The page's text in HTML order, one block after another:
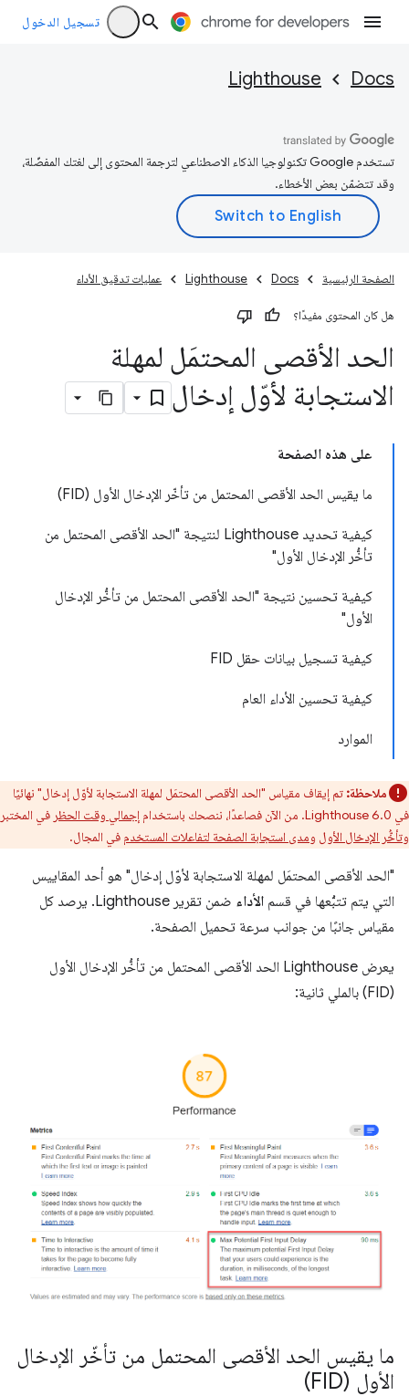
تسجيل الدخول
Docs
Lighthouse
تستخدم Google تكنولوجيا الذكاء الاصطناعي لترجمة المحتوى إلى لغتك المفضّلة،
وقد تتضمّن بعض الأخطاء.
الصفحة الرئيسية Docs
Lighthouse عمليات تدقيق الأداء
هل كان المحتوى مفيدًا؟
الحد الأقصى المحتمَل لمهلة
الاستجابة لأوّل إدخال
على هذه الصفحة
ما يقيس الحد الأقصى المحتمل من تأخّر الإدخال الأول (FID)
كيفية تحديد Lighthouse لنتيجة "الحد الأقصى المحتمل من
تأخُّر الإدخال الأول"
كيفية تحسين نتيجة "الحد الأقصى المحتمل من تأخُّر الإدخال
الأول"
كيفية تسجيل بيانات حقل FID
كيفية تحسين الأداء العام
الموارد
ملاحظة: تم إيقاف مقياس "الحد الأقصى المحتمَل لمهلة الاستجابة لأوّل إدخال" نهائيًا
في Lighthouse 6.0. من الآن فصاعدًا، ننصحك باستخدام
إجمالي وقت الحظر في المختبر
وتأخُّر الإدخال الأول ومدى استجابة الصفحة لتفاعلات المستخدم في المجال.
"الحد الأقصى المحتمَل لمهلة الاستجابة لأوّل إدخال" هو أحد المقاييس
التي يتم تتبُّعها في قسم الأداء
ضمن تقرير Lighthouse. يرصد كل
مقياس جانبًا من جوانب سرعة تحميل الصفحة.
يعرض Lighthouse الحد الأقصى المحتمل من تأخُّر الإدخال الأول
(FID) بالملي ثانية:
ما يقيس الحد الأقصى المحتمل من تأخّر الإدخال
الأول (FID)